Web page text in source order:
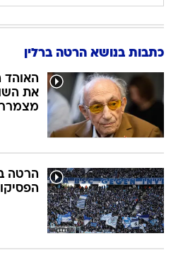
כתבות בנושא הרטה ברלין
האוהד
את
הרטה